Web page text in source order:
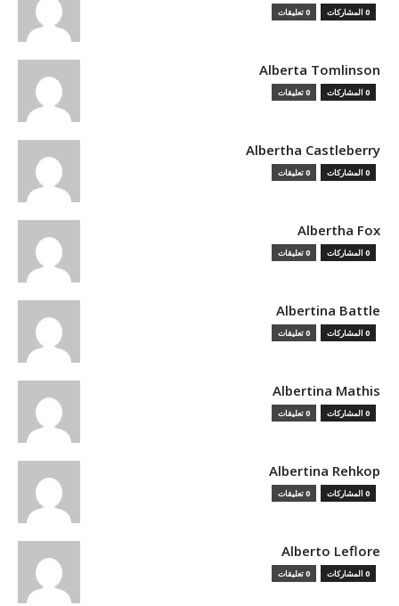
0 المشاركات 0 تعليقات
Alberta Tomlinson
0 المشاركات 0 تعليقات
Albertha Castleberry
0 المشاركات 0 تعليقات
Albertha Fox
0 المشاركات 0 تعليقات
Albertina Battle
0 المشاركات 0 تعليقات
Albertina Mathis
0 المشاركات 0 تعليقات
Albertina Rehkop
0 المشاركات 0 تعليقات
Alberto Leflore
0 المشاركات 0 تعليقات